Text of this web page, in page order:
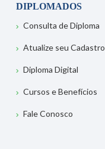
DIPLOMADOS
Consulta de Diploma
Atualize seu Cadastro
Diploma Digital
Cursos e Benefícios
Fale Conosco